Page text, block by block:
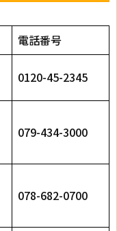
電話番号
0120-45-2345
079-434-3000
078-682-0700